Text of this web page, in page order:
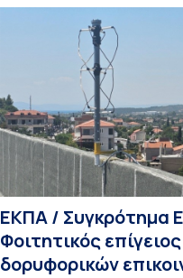
ΕΚΠΑ / Συγκρότημα
Φοιτητικός
δορυφορικών